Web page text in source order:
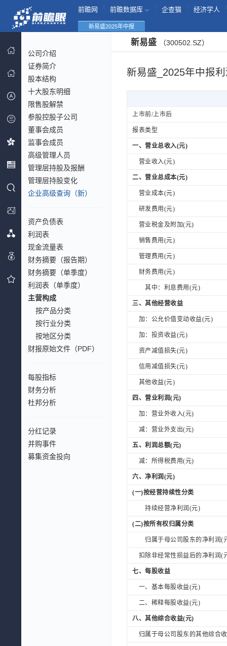
前瞻网 前瞻数据库 企查猫 经济学人
新易盛2025年中报
公司介绍
证券简介
股本结构
十大股东明细
限售股解禁
参股控股子公司
董事会成员
监事会成员
高级管理人员
管理层持股及报酬
管理层持股变化
企业高级查询（新）
资产负债表
利润表
现金流量表
财务摘要（报告期）
财务摘要（单季度）
利润表（单季度）
主营构成
按产品分类
按行业分类
按地区分类
财报原始文件（PDF）
每股指标
财务分析
杜邦分析
分红记录
并购事件
募集资金投向
新易盛 （300502.SZ）
新易盛_2025年中报
上市前/上市后
报表类型
一、营业总收入(元)
营业收入(元)
二、营业总成本(元)
营业成本(元)
研发费用(元)
营业税金及附加(元)
销售费用(元)
管理费用(元)
财务费用(元)
其中：利息费用(元)
三、其他经营收益
加：公允价值变动收益(元)
加：投资收益(元)
资产减值损失(元)
信用减值损失(元)
其他收益(元)
四、营业利润(元)
加：营业外收入(元)
减：营业外支出(元)
五、利润总额(元)
减：所得税费用(元)
六、净利润(元)
(一)按经营持续性分类
持续经营净利润(元)
(二)按所有权归属分类
归属于母公司股东的净利润(
扣除非经常性损益后的净利润(
七、每股收益
一、基本每股收益(元)
二、稀释每股收益(元)
八、其他综合收益(元)
归属于母公司股东的其他综合